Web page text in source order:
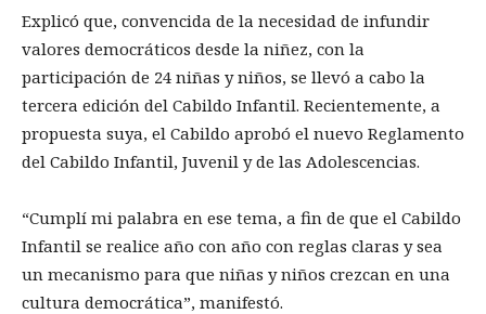
Explicó que, convencida de la necesidad de infundir
valores democráticos desde la niñez, con la
participación de 24 niñas y niños, se llevó a cabo la
tercera edición del Cabildo Infantil. Recientemente, a
propuesta suya, el Cabildo aprobó el nuevo Reglamento
del Cabildo Infantil, Juvenil y de las Adolescencias.
“Cumplí mi palabra en ese tema, a fin de que el Cabildo
Infantil se realice año con año con reglas claras y sea
un mecanismo para que niñas y niños crezcan en una
cultura democrática”, manifestó.